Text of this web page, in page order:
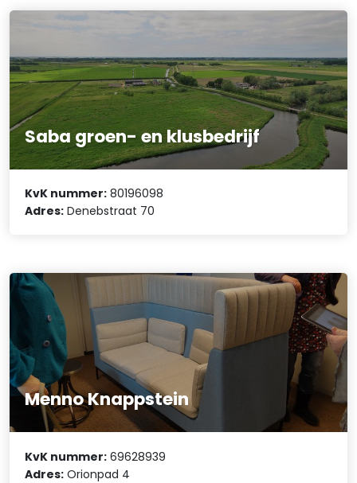
Saba groen- en klusbedrijf
KvK nummer: 80196098
Adres: Denebstraat 70
Menno Knappstein
KvK nummer: 69628939
Adres: Orionpad 4